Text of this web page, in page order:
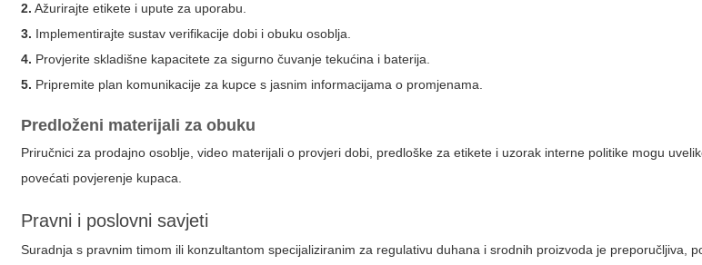
2. Ažurirajte etikete i upute za uporabu.
3. Implementirajte sustav verifikacije dobi i obuku osoblja.
4. Provjerite skladišne kapacitete za sigurno čuvanje tekućina i baterija.
5. Pripremite plan komunikacije za kupce s jasnim informacijama o promjenama.
Predloženi materijali za obuku
Priručnici za prodajno osoblje, video materijali o provjeri dobi, predloške za etikete i uzorak interne politike mogu
povećati povjerenje kupaca.
Pravni i poslovni savjeti
Suradnja s pravnim timom ili konzultantom specijaliziranim za regulativu duhana i srodnih proizvoda je preporučljiva,